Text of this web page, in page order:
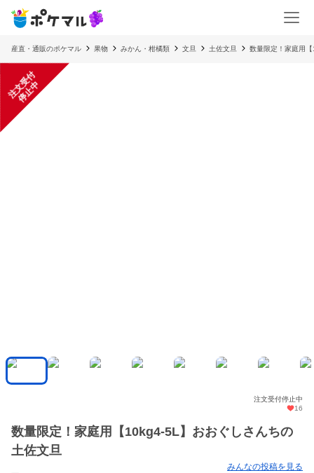
産直・通販のポケマル 果物 みかん・柑橘類 文旦 土佐文旦 数量限定！家庭用
注
文
受
付
停
止
中
注文受付停止中
16
数量限定！家庭用【10kg4-5L】おおぐしさんちの
土佐文旦
みんなの投稿を見る